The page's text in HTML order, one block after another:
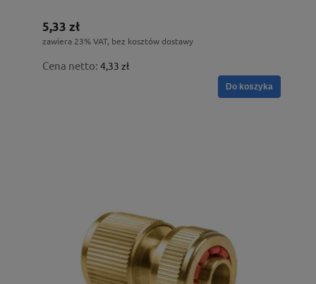
5,33 zł
zawiera 23% VAT, bez kosztów dostawy
Cena netto: 4,33 zł
Do koszyka